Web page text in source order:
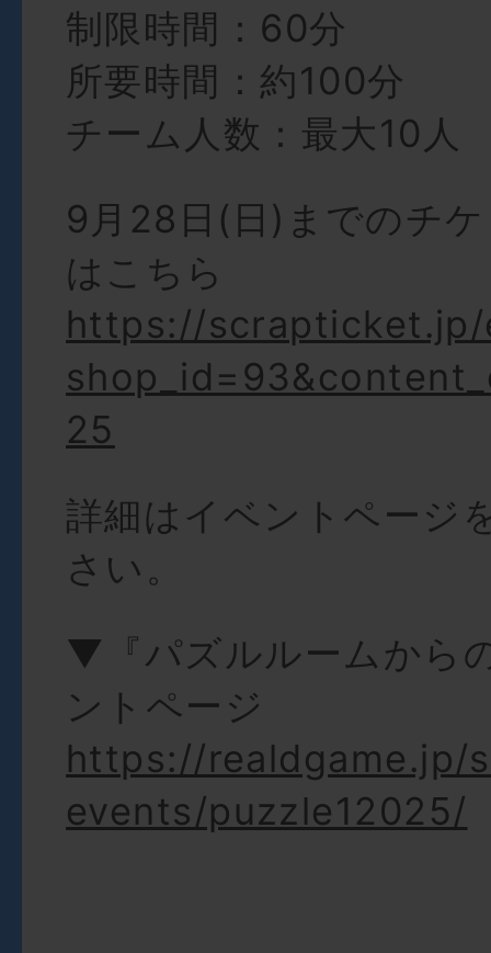
制限時間：60分
所要時間：約100分
チーム人数：最大10人
9月28日(日)までのチ
はこちら
https://scrapticket.jp/
25
詳細はイベントページ
さい。
▼『パズルルームから
ントページ
https://realdgame.jp/
events/puzzle12025/